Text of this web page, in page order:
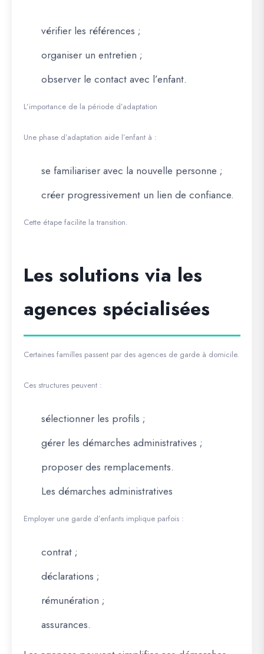
vérifier les références ;
organiser un entretien ;
observer le contact avec l’enfant.
L’importance de la période d’adaptation
Une phase d’adaptation aide l’enfant à :
se familiariser avec la nouvelle personne ;
créer progressivement un lien de confiance.
Cette étape facilite la transition.
Les solutions via les
agences spécialisées
Certaines familles passent par des agences de garde à domicile.
Ces structures peuvent :
sélectionner les profils ;
gérer les démarches administratives ;
proposer des remplacements.
Les démarches administratives
Employer une garde d’enfants implique parfois :
contrat ;
déclarations ;
rémunération ;
assurances.